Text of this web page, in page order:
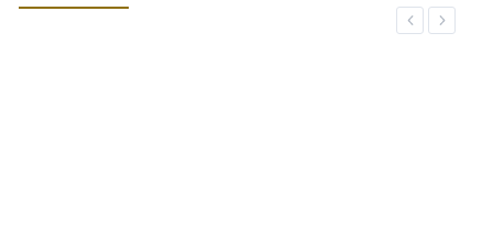
Previous
Next